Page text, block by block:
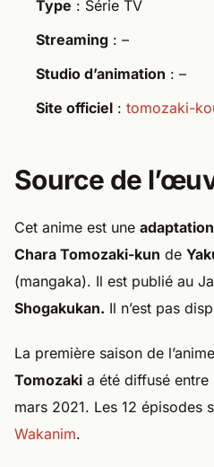
Type : Série TV
Streaming : –
Studio d’animation : –
Site officiel : tomozaki-
Source de
Cet anime est une
Chara Tomozaki-kun de
(mangaka). Il est publié au
Shogakukan. Il n’est pas
La première saison de l’anime
Tomozaki a été diffusé
mars 2021. Les 12 épisodes
Wakanim.